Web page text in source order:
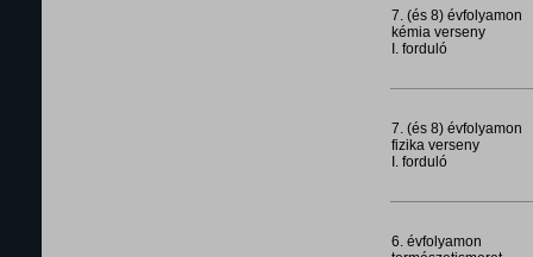
7. (és 8) évfolyamon
kémia verseny
I. forduló
7. (és 8) évfolyamon
fizika verseny
I. forduló
6. évfolyamon